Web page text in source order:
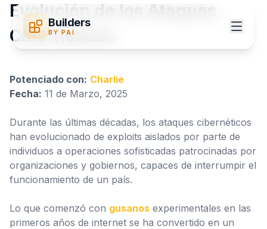
Builders
BY PAI
Configuración
Evolución de los Ataques
Cibernéticos
Potenciado con: Charlie
Fecha: 11 de Marzo, 2025
Durante las últimas décadas, los ataques cibernéticos
han evolucionado de exploits aislados por parte de
individuos a operaciones sofisticadas patrocinadas por
organizaciones y gobiernos, capaces de interrumpir el
funcionamiento de un país.
Lo que comenzó con gusanos experimentales en las
primeros años de internet se ha convertido en un